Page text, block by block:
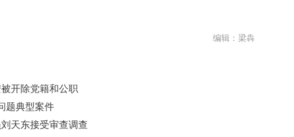
编辑：梁犇
开除党籍和公职
题典型案件
天东接受审查调查